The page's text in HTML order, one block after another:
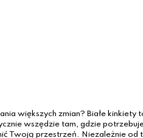
większych zmian? Białe kinkiety
wszędzie tam, gdzie
Twoją przestrzeń. Niezależnie od